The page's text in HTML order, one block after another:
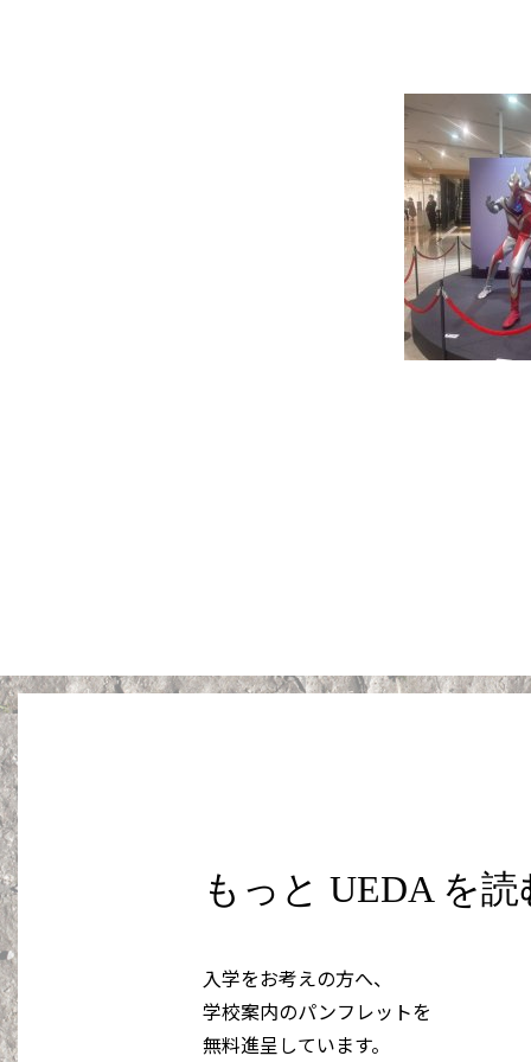
もっと UEDA を読
入学をお考えの方へ、
学校案内のパンフレットを
無料進呈しています。